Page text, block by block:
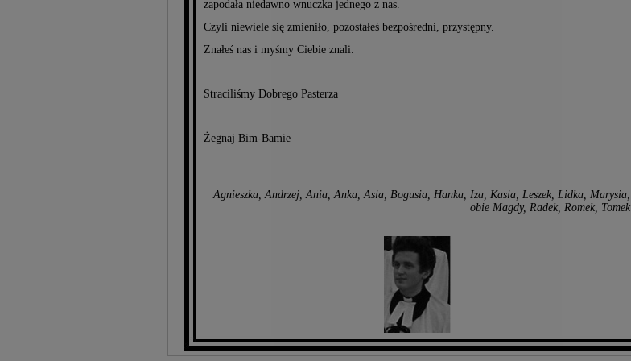
zapodała niedawno wnuczka jednego z nas.
Czyli niewiele się zmieniło, pozostałeś bezpośredni, przystępny.
Znałeś nas i myśmy Ciebie znali.
Straciliśmy Dobrego Pasterza
Żegnaj Bim-Bamie
Agnieszka, Andrzej, Ania, Anka, Asia, Bogusia, Hanka, Iza, Kasia, Leszek, Lidka, Marysia,
obie Magdy, Radek, Romek, Tomek